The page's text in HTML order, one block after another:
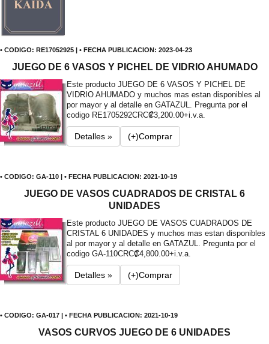
• CODIGO: RE17052925 | • FECHA PUBLICACION: 2023-04-23
JUEGO DE 6 VASOS Y PICHEL DE VIDRIO AHUMADO
Este producto JUEGO DE 6 VASOS Y PICHEL DE
VIDRIO AHUMADO y muchos mas estan disponibles al
por mayor y al detalle en GATAZUL. Pregunta por el
codigo RE1705292CRC₡3,200.00+i.v.a.
Detalles » (+)Comprar
• CODIGO: GA-110 | • FECHA PUBLICACION: 2021-10-19
JUEGO DE VASOS CUADRADOS DE CRISTAL 6
UNIDADES
Este producto JUEGO DE VASOS CUADRADOS DE
CRISTAL 6 UNIDADES y muchos mas estan disponibles
al por mayor y al detalle en GATAZUL. Pregunta por el
codigo GA-110CRC₡4,800.00+i.v.a.
Detalles » (+)Comprar
• CODIGO: GA-017 | • FECHA PUBLICACION: 2021-10-19
VASOS CURVOS JUEGO DE 6 UNIDADES